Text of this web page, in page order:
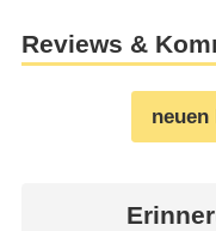
Reviews &